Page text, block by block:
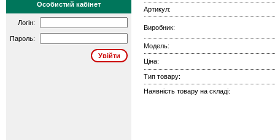
Особистий кабінет
Логін:
Пароль:
Артикул:
Виробник:
Модель:
Ціна:
Тип товару:
Наявність товару на складі: